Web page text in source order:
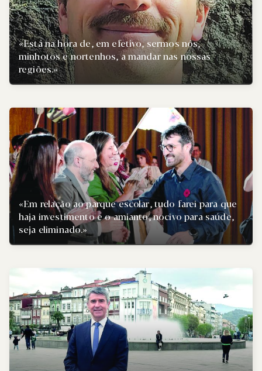
«Está na hora de, em efetivo, sermos nós,
minhotos e nortenhos, a mandar nas nossas
regiões.»
«Em relação ao parque escolar, tudo farei para que
haja investimento e o amianto, nocivo para saúde,
seja eliminado.»